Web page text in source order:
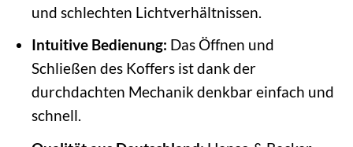
und schlechten Lichtverhältnissen.
Intuitive Bedienung: Das Öffnen und
Schließen des Koffers ist dank der
durchdachten Mechanik denkbar einfach und
schnell.